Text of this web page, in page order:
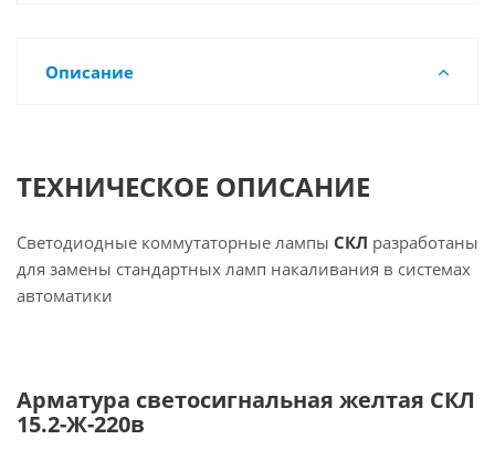
Описание
ТЕХНИЧЕСКОЕ ОПИСАНИЕ
Светодиодные коммутаторные лампы СКЛ разработаны
для замены стандартных ламп накаливания в системах
автоматики
Арматура светосигнальная желтая СКЛ
15.2-Ж-220в